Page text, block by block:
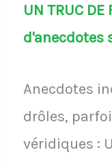
UN TRUC
d'anecdotes
Anecdotes
drôles,
véridiques :